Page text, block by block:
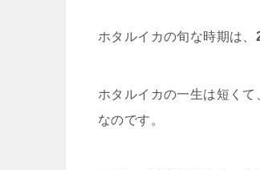
ホタルイカの旬な時期は、
ホタルイカの一生は短く
なのです。